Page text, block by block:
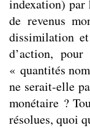
indexation) par
de revenus
dissimilation
d’action,
« quantités
ne serait-elle
monétaire ?
résolues, quoi